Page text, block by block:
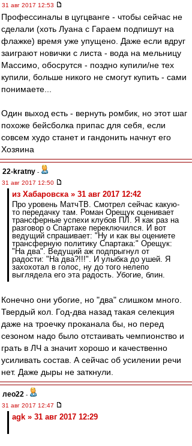
31 авг 2017 12:53
Профессиналы в цугцванге - чтобы сейчас не
сделали (хоть Луана с Гараем подпишут на
флажке) время уже упущено. Даже если вдруг
заиграют новички с листа - вода на мельницу
Массимо, обосрутся - поздно купили/не тех
купили, больше никого не смогут купить - сами
понимаете...
Один выход есть - вернуть ромбик, но этот шаг
похоже бейсболка припас для себя, если
совсем худо станет и гандонить начнут его
Хозяина
22-kratny -
31 авг 2017 12:50
из Хабаровска » 31 авг 2017 12:42
Про уровень МатчТВ. Смотрел сейчас какую-
то передачку там. Роман Орещук оценивает
трансферные успехи клубов ПЛ. Я как раз на
разговор о Спартаке переключился. И вот
ведущий спрашивает: "Ну и как вы оцениете
трансферную политику Спартака:" Орещук:
"На два". Ведущий аж подпрыгнул от
радости: "На два?!!!". И улыбка до ушей. Я
захохотал в голос, ну до того нелепо
выглядела его эта радость. Убогие, блин.
Конечно они убогие, но "два" слишком много.
Твердый кол. Год-два назад такая селекция
даже на троечку проканала бы, но перед
сезоном надо было отстаивать чемпионство и
грать в ЛЧ а значит хорошо и качественно
усиливать состав. А сейчас об усилении речи
нет. Даже дыры не заткнули.
лео22 -
31 авг 2017 12:47
agk » 31 авг 2017 12:29